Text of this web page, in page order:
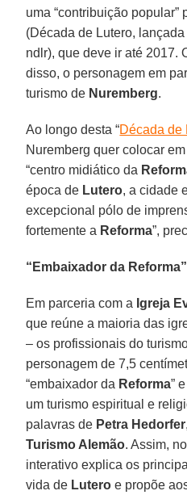
uma “contribuição popular”
(Década de Lutero, lançada
ndlr), que deve ir até 2017.
disso, o personagem em
turismo de Nuremberg.
Ao longo desta “Década de
Nuremberg quer colocar
“centro midiático da
época de Lutero, a cidade
excepcional pólo de
fortemente a Reforma”,
“Embaixador da Reforma”
Em parceria com a Igreja
que reúne a maioria das
– os profissionais do
personagem de 7,5
“embaixador da Reforma”
um turismo espiritual e
palavras de Petra Hedorfer
Turismo Alemão. Assim,
interativo explica os
vida de Lutero e propõe